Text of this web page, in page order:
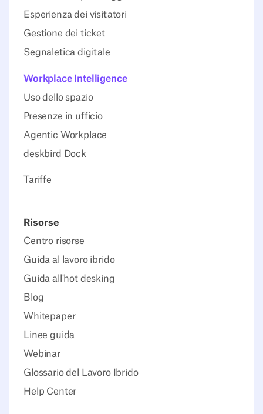
Esperienza dei visitatori
Gestione dei ticket
Segnaletica digitale
Workplace Intelligence
Uso dello spazio
Presenze in ufficio
Agentic Workplace
deskbird Dock
Tariffe
Risorse
Centro risorse
Guida al lavoro ibrido
Guida all'hot desking
Blog
Whitepaper
Linee guida
Webinar
Glossario del Lavoro Ibrido
Help Center